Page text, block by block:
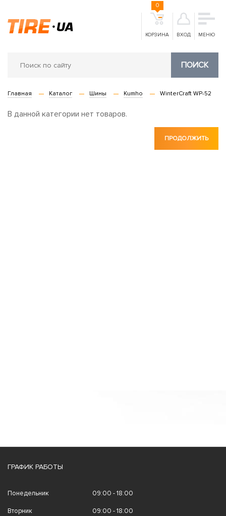
КОРЗИНА
0
ВХОД МЕНЮ
ПОИСК
Главная Каталог Шины Kumho WinterCraft WP-52
В данной категории нет товаров.
ПРОДОЛЖИТЬ
ГРАФИК РАБОТЫ
Понедельник 09:00 - 18:00
Вторник 09:00 - 18:00